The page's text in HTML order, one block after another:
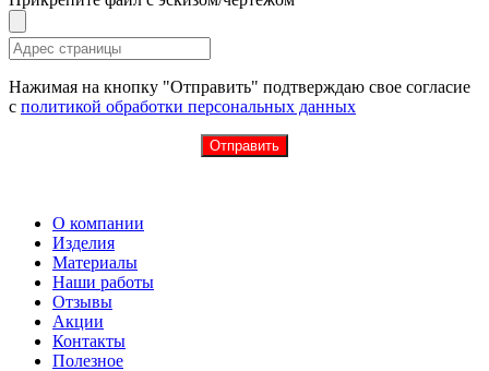
Нажимая на кнопку "Отправить" подтверждаю свое согласие
с политикой обработки персональных данных
Отправить
О компании
Изделия
Материалы
Наши работы
Отзывы
Акции
Контакты
Полезное